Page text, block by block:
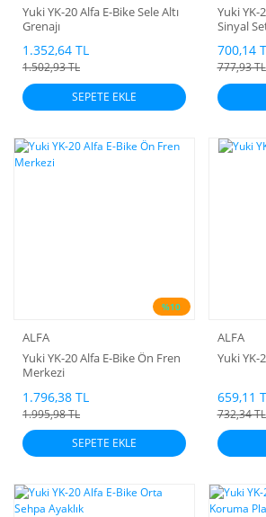
Yuki YK-20 Alfa E-Bike Sele Altı
Grenajı
1.352,64 TL
1.502,93 TL
SEPETE EKLE
Yuki YK-
Sinyal
700,14
777,93 TL
%10
ALFA
Yuki YK-20 Alfa E-Bike Ön Fren
Merkezi
1.796,38 TL
1.995,98 TL
SEPETE EKLE
ALFA
Yuki YK-
659,11
732,34 TL